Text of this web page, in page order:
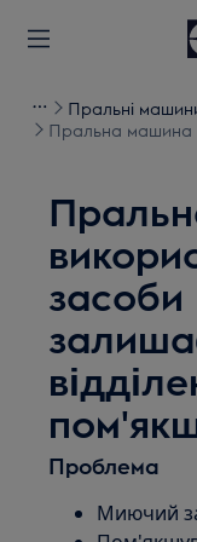
Пральні
Пральна машина
Проблема
Миючий